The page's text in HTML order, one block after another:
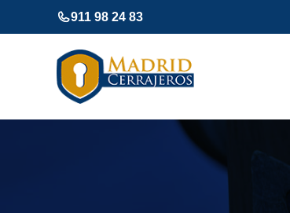
al
911 98 24 83